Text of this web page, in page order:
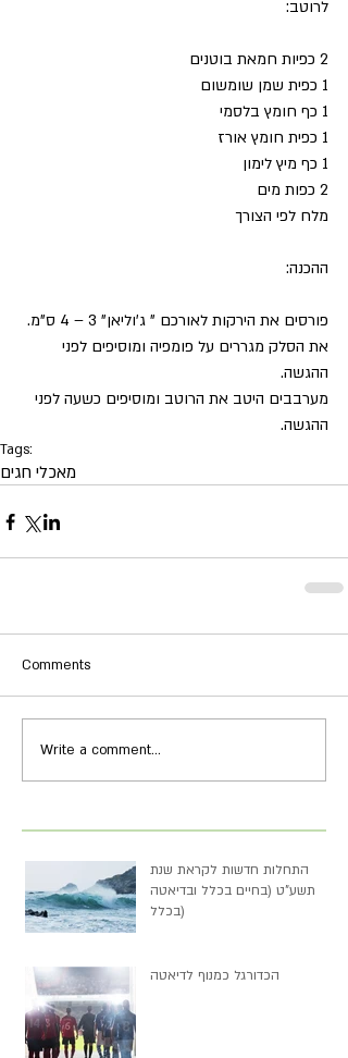
לרוטב:
2 כפיות חמאת בוטנים
1 כפית שמן שומשום
1 כף חומץ בלסמי
1 כפית חומץ אורז
1 כף מיץ לימון
2 כפות מים
מלח לפי הצורך
ההכנה:
פורסים את הירקות לאורכם " ג'וליאן" 3 – 4 ס"מ.
את הסלק מגררים על פומפיה ומוסיפים לפני
ההגשה.
מערבבים היטב את הרוטב ומוסיפים כשעה לפני
ההגשה.
Tags:
מאכלי חגים
Comments
Write a comment...
התחלות חדשות לקראת שנת
תשע"ט (בחיים בכלל ובדיאטה
בכלל)
הכדורגל כמנוף לדיאטה